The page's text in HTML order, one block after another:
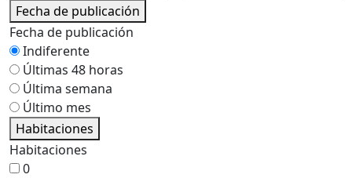
Fecha de publicación
Fecha de publicación
Indiferente
Últimas 48 horas
Última semana
Último mes
Habitaciones
Habitaciones
0